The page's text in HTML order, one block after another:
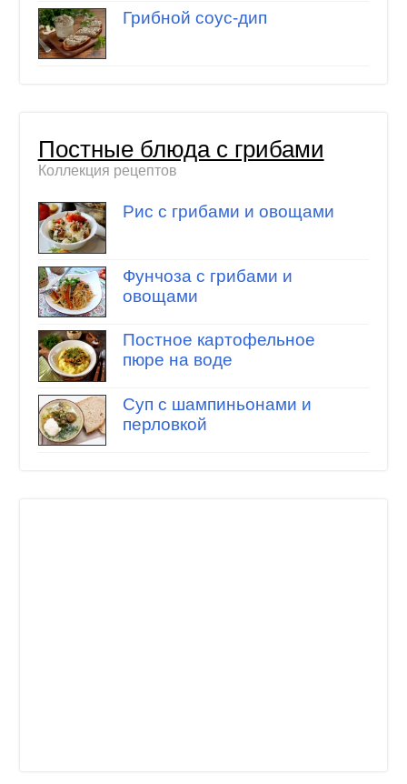
Грибной соус-дип
Постные блюда с грибами
Коллекция рецептов
Рис с грибами и овощами
Фунчоза с грибами и
овощами
Постное картофельное
пюре на воде
Суп с шампиньонами и
перловкой